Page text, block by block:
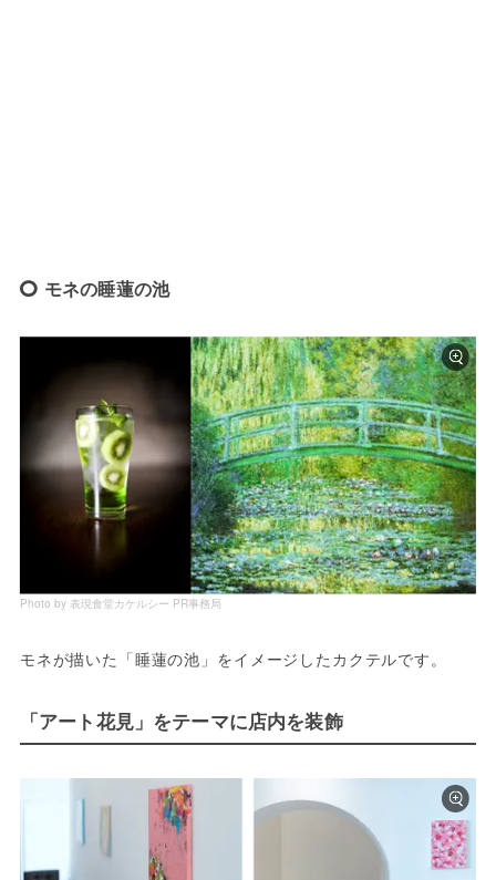
モネの睡蓮の池
Photo by 表現食堂カケルシー PR事務局
モネが描いた「睡蓮の池」をイメージしたカクテルです。
「アート花見」をテーマに店内を装飾